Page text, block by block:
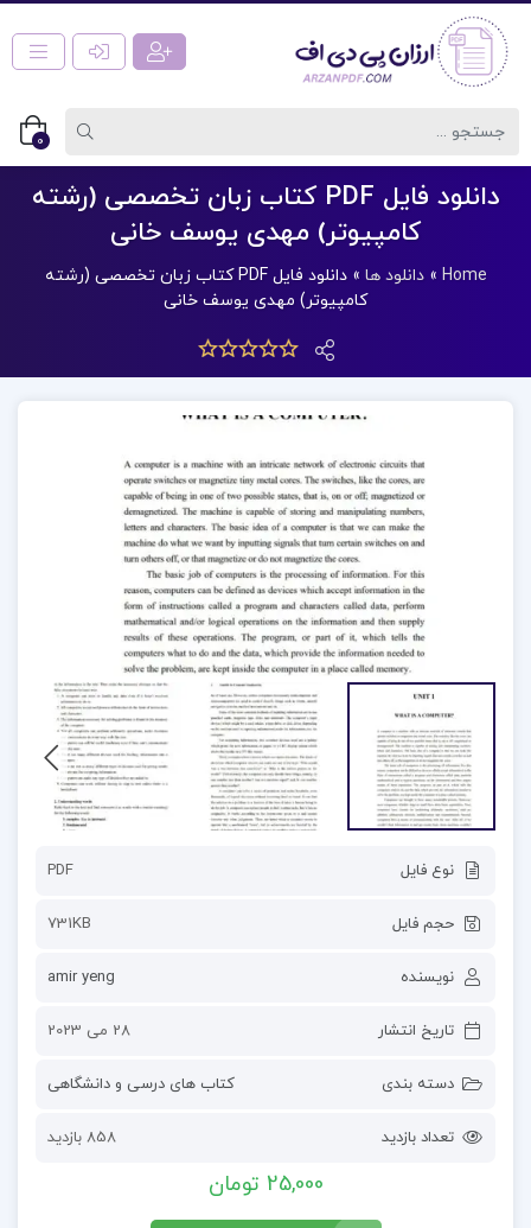
0
دانلود فایل PDF کتاب زبان تخصصی (رشته
کامپیوتر) مهدی یوسف خانی
Home
»دانلود ها »
دانلود فایل PDF کتاب زبان تخصصی (رشته
کامپیوتر) مهدی یوسف خانی
نوع فایل PDF
حجم فایل 731KB
نویسنده amir yeng
تاریخ انتشار 28 می 2023
دسته بندی کتاب های درسی و دانشگاهی
تعداد بازدید 858 بازدید
25,000 تومان